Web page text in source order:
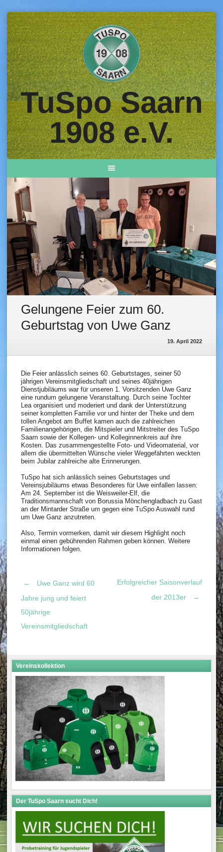
Skip
to
content
TuSpo Saarn
1908 e.V.
Gelungene Feier zum 60.
Geburtstag von Uwe Ganz
19. April 2022
Die Feier anlässlich seines 60. Geburtstages, seiner 50
jährigen Vereinsmitgliedschaft und seines 40jährigen
Dienstjubiläums war für unseren 1. Vorsitzenden Uwe Ganz
eine rundum gelungene Veranstaltung. Durch seine Tochter
Lea organisiert und moderiert und dank der Unterstützung
seiner kompletten Familie vor und hinter der Theke und dem
tollen Angebot am Buffet kamen auch die zahlreichen
Familienangehörigen, die Mitspieler und Mitstreiter des TuSpo
Saarn sowie der Kollegen- und Kolleginnenkreis auf ihre
Kosten. Das zusammengestellte Foto- und Videomaterial, vor
allem die übermittelten Wünsche vieler Weggefährten weckten
beim Jubilar zahlreiche alte Erinnerungen.
TuSpo hat sich anlässlich seines Geburtstages und
Vereinsjubiläums etwas Besonderes für Uwe einfallen lassen:
Am 24. September ist die Weisweiler-Elf, die
Traditionsmannschaft von Borussia Mönchengladbach zu Gast
an der Mintarder Straße um gegen eine TuSpo Auswahl rund
um Uwe Ganz anzutreten.
Also, Termin vormerken, damit wir diesem Highlight noch
einmal einen gebührenden Rahmen geben können. Weitere
Informationen folgen.
Post
navigation
←
Uwe Ganz wird 60
Jahre jung und feiert
50jährige
Vereinsmitgliedschaft
Erfolgreicher Saisonverlauf
der 2013er
→
Vereinskollektion
Der TuSpo Saarn sucht Dich!